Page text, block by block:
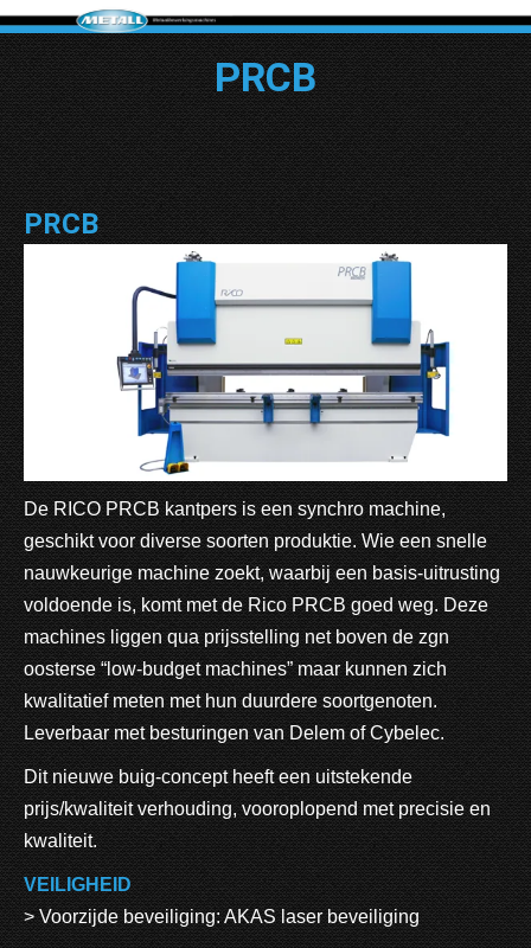
PRCB
PRCB
De RICO PRCB kantpers is een synchro machine,
geschikt voor diverse soorten produktie. Wie een snelle
nauwkeurige machine zoekt, waarbij een basis-uitrusting
voldoende is, komt met de Rico PRCB goed weg. Deze
machines liggen qua prijsstelling net boven de zgn
oosterse “low-budget machines” maar kunnen zich
kwalitatief meten met hun duurdere soortgenoten.
Leverbaar met besturingen van Delem of Cybelec.
Dit nieuwe buig-concept heeft een uitstekende
prijs/kwaliteit verhouding, vooroplopend met precisie en
kwaliteit.
VEILIGHEID
> Voorzijde beveiliging: AKAS laser beveiliging